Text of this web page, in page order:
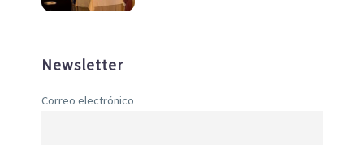
Newsletter
Correo electrónico